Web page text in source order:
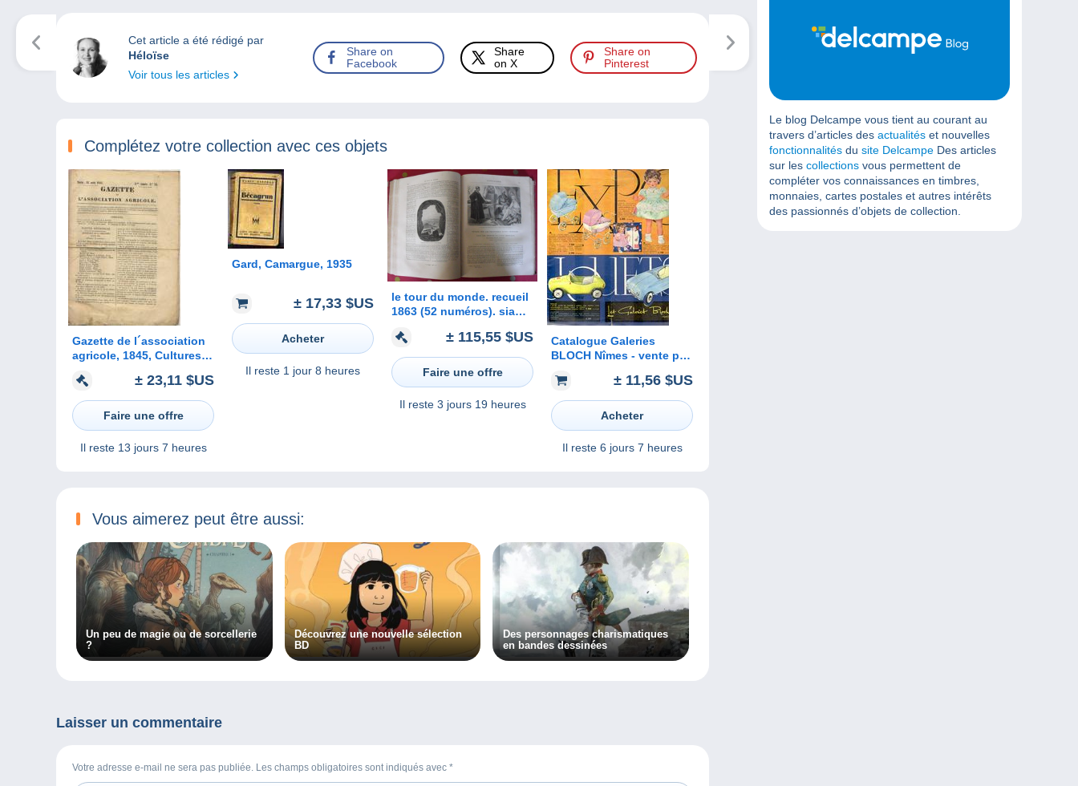
Cet article a été rédigé par
Héloïse
Voir tous les articles
Share on
Facebook
Share
on X
Share on
Pinterest
Complétez votre collection avec ces objets
Gazette de l´association
agricole, 1845, Cultures
Vignes dans le
Montferrat, Guano, Baron
Crud
± 23,11 $US
Faire une offre
Il reste 13 jours 7 heures
Gard, Camargue, 1935
± 17,33 $US
Acheter
Il reste 1 jour 8 heures
le tour du monde. recueil
1863 (52 numéros). siam
sérail khartoum dahomey
ile maurice égypte chine
± 115,55 $US
Faire une offre
Il reste 3 jours 19 heures
Catalogue Galeries
BLOCH Nîmes - vente par
1959 - 12 pages± 11,56 $US
Acheter
Il reste 6 jours 7 heures
Vous aimerez peut être aussi:
Un peu de magie ou de sorcellerie
?
Découvrez une nouvelle sélection
BD
Des personnages charismatiques
en bandes dessinées
Laisser un commentaire
Votre adresse e-mail ne sera pas publiée. Les champs obligatoires sont indiqués avec *
Le blog Delcampe vous tient au courant au
travers d’articles des actualités et nouvelles
fonctionnalités du site Delcampe Des articles
sur les collections vous permettent de
compléter vos connaissances en timbres,
monnaies, cartes postales et autres intérêts
des passionnés d’objets de collection.